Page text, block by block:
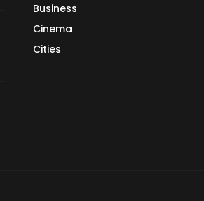
Business
Cinema
Cities